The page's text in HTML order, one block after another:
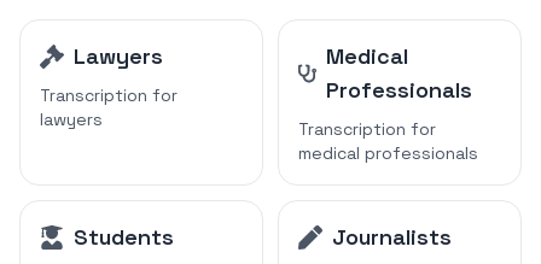
Lawyers
Transcription for
lawyers
Medical
Professionals
Transcription for
medical professionals
Students Journalists